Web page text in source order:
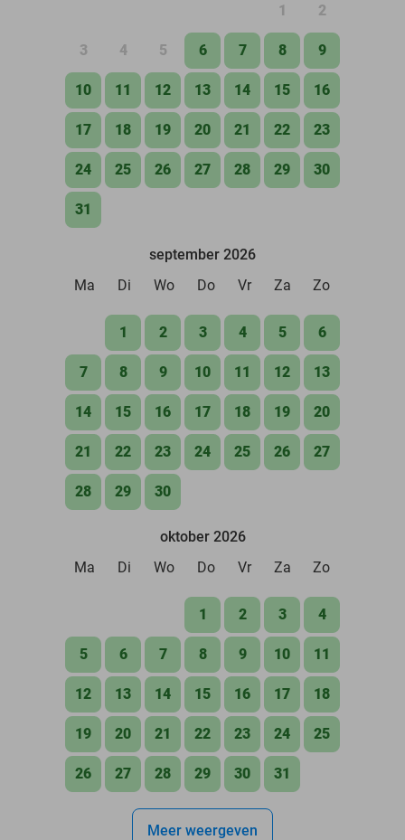
1 2
3 4 5 6 7 8 9
10 11 12 13 14 15 16
17 18 19 20 21 22 23
24 25 26 27 28 29 30
31
september 2026
Ma
Di Wo Do Vr Za Zo
1 2 3 4 5 6
7 8 9 10 11 12 13
14 15 16 17 18 19 20
21 22 23 24 25 26 27
28 29 30
oktober 2026
Ma
Di Wo Do Vr Za Zo
1 2 3 4
5 6 7 8 9 10 11
12 13 14 15 16 17 18
19 20 21 22 23 24 25
26 27 28 29 30 31
Meer weergeven